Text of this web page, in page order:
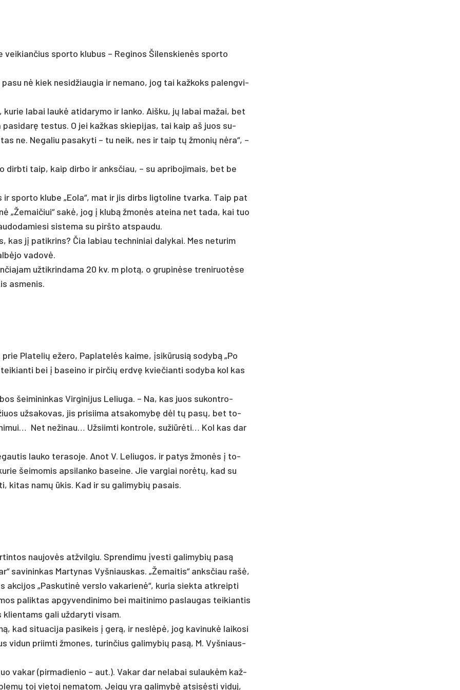
spor­to klu­bus – Re­gi­nos Ši­lens­kienės spor­to
nė kiek ne­si­džiau­gia ir ne­ma­no, jog tai kaž­koks pa­leng­vi­
la­bai laukė ati­da­ry­mo ir lan­ko. Aiš­ku, jų la­bai ma­žai, bet
tes­tus. O jei kaž­kas skie­pi­jas, tai kaip aš juos su­
ne. Ne­ga­liu pa­sa­ky­ti – tu neik, nes ir taip tų žmo­nių nėra“, –
taip, kaip dir­bo ir anks­čiau, – su ap­ri­bo­ji­mais, bet be
spor­to klu­be „Eo­la“, mat ir jis dirbs lig­to­li­ne tvar­ka. Taip pat
„Že­mai­čiui“ sakė, jog į klubą žmonės atei­na net ta­da, kai tuo
sis­te­ma su pirš­to at­spau­du.
kas jį pa­tik­rins? Čia la­biau tech­ni­niai da­ly­kai. Mes ne­tu­rim
va­dovė.
už­tik­rin­da­ma 20 kv. m plotą, o gru­pinė­se tre­ni­ruotė­se
as­me­nis.
Pla­te­lių eže­ro, Pap­la­telės kai­me, įsikū­ru­sią so­dybą „Po
bei į baseino ir pir­čių erdvę kvie­čian­ti so­dy­ba kol kas
šeimininkas Vir­gi­ni­jus Le­liu­ga. – Na, kas juos su­kont­ro­
už­sa­ko­vas, jis pri­sii­ma at­sa­ko­mybę dėl tų pa­sų, bet to­
Net ne­ži­nau… Už­siim­ti kont­ro­le, su­žiūrė­ti… Kol kas dar
lau­ko te­ra­so­je. Anot V. Le­liu­gos, ir pa­tys žmonės į to­
šei­mo­mis ap­si­lan­ko ba­sei­ne. Jie var­giai norėtų, kad su
namų ūkis. Kad ir su ga­li­my­bių pa­sais.
nau­jovės at­žvil­giu. Spren­di­mu įves­ti ga­li­my­bių pa­są
sa­vi­nin­kas Mar­ty­nas Vyš­niaus­kas. „Že­mai­tis“ anks­čiau rašė,
ak­ci­jos „Pas­ku­tinė vers­lo va­ka­rienė“, ku­ria siek­ta at­kreip­ti
pa­lik­tas ap­gy­ven­di­ni­mo bei mai­ti­ni­mo pa­slau­gas tei­kian­tis
ga­li už­da­ry­ti vi­sam.
kad si­tua­ci­ja pa­si­keis į gerą, ir ne­slėpė, jog ka­vi­nukė lai­ko­si
vi­dun priim­ti žmo­nes, tu­rin­čius ga­li­my­bių pa­są, M. Vyš­niaus­
va­kar (pir­ma­die­nio – aut.). Va­kar dar ne­la­bai su­laukėm kaž­
toj vie­toj ne­ma­tom. Jei­gu yra ga­li­mybė at­si­sėsti vi­duj,